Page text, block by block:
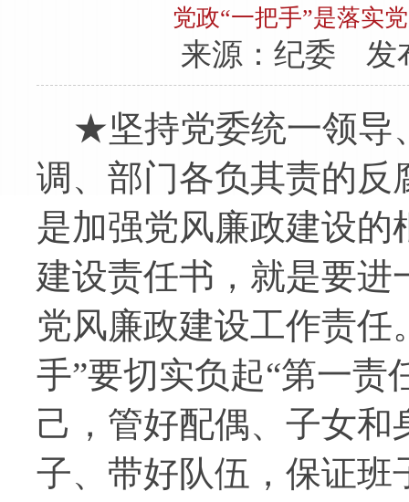
党政“一把手”是落实
来源：纪委 发
★坚持党委统一领导
调、部门各负其责的反
是加强党风廉政建设
建设责任书，就是要进
党风廉政建设工作责任
手”要切实负起“第一责
己，管好配偶、子女
子、带好队伍，保证班